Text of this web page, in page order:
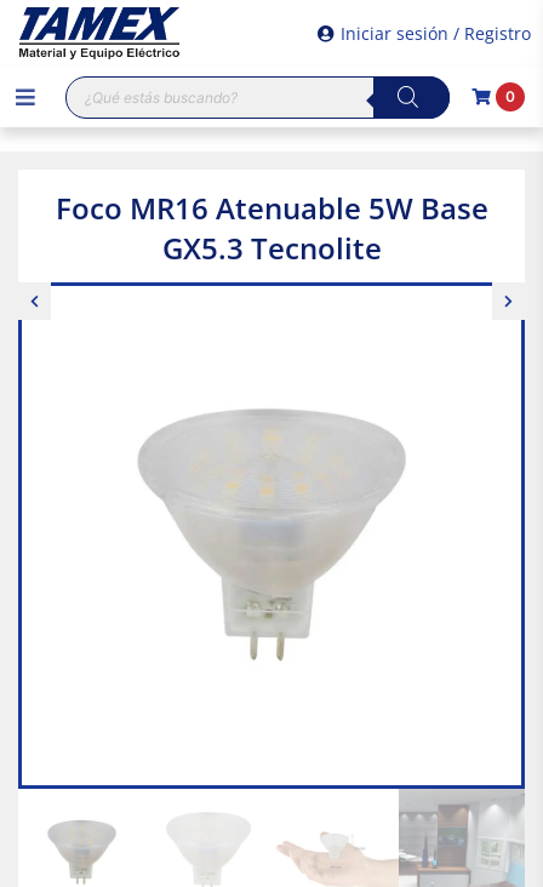
Iniciar sesión / Registro
Búsqueda
de
productos
0
Foco MR16 Atenuable 5W Base
GX5.3 Tecnolite